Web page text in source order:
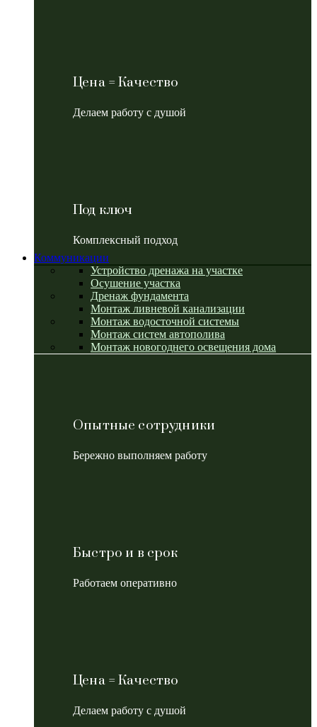
Цена = Качество
Делаем работу с душой
Под ключ
Комплексный подход
Коммуникации
Устройство дренажа на участке
Осушение участка
Дренаж фундамента
Монтаж ливневой канализации
Монтаж водосточной системы
Монтаж систем автополива
Монтаж новогоднего освещения дома
Опытные сотрудники
Бережно выполняем работу
Быстро и в срок
Работаем оперативно
Цена = Качество
Делаем работу с душой